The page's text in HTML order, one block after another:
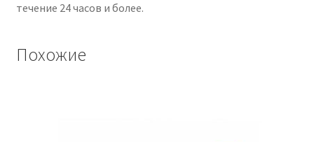
течение 24 часов и более.
Похожие